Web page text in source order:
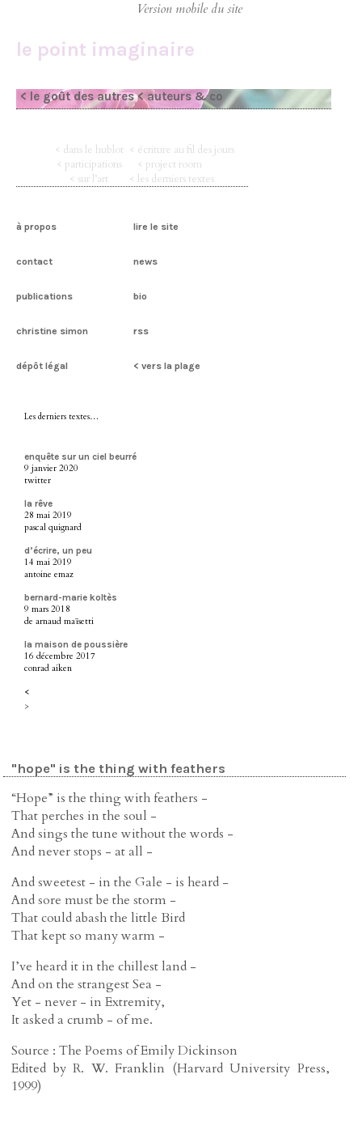
le point imaginaire
< le goût des autres < auteurs & co
< dans le hublot < écriture au fil des jours
< participations
< project room
< sur l’art
< les derniers textes
à propos lire le site
contact news
publications bio
christine simon rss
dépôt légal < vers la plage
Les derniers textes…
enquête sur un ciel beurré
9 janvier 2020
twitter
la rêve
28 mai 2019
pascal quignard
d’écrire, un peu
14 mai 2019
antoine emaz
bernard-marie koltès
9 mars 2018
de arnaud maïsetti
la maison de poussière
16 décembre 2017
conrad aiken
<
>
"hope" is the thing with feathers
“Hope” is the thing with feathers -
That perches in the soul -
And sings the tune without the words -
And never stops - at all -
And sweetest - in the Gale - is heard -
And sore must be the storm -
That could abash the little Bird
That kept so many warm -
I’ve heard it in the chillest land -
And on the strangest Sea -
Yet - never - in Extremity,
It asked a crumb - of me.
Source : The Poems of Emily Dickinson
Edited by R. W. Franklin (Harvard University Press,
1999)